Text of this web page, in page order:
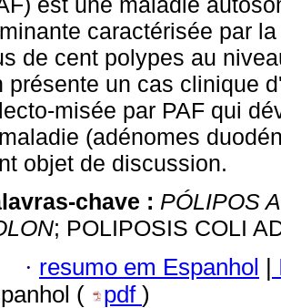
caractérisée par
de cent polypes au
présente un cas clinique
misée par PAF qui
(adénomes
objet de discussion.
chave : PÓLIPOS
; POLIPOSIS COLI
· resumo em Espanhol |
(
pdf )